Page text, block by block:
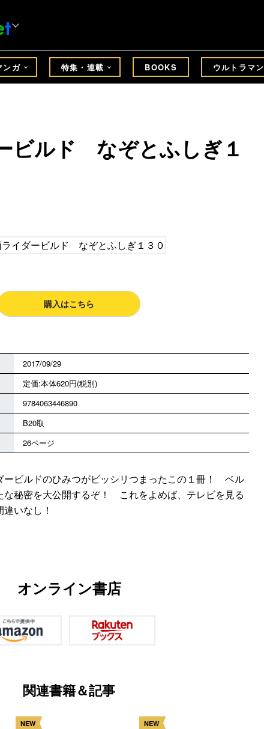
ンガ 特集・連載 BOOKS ウルトラマン
ビルド なぞとふしぎ１
購入はこちら
2017/09/29
定価:本体620円(税別)
9784063446890
B20取
26ページ
ービルドのひみつがビッシリつまったこの１冊！ ベル
な秘密を大公開するぞ！ これをよめば、テレビを見る
いなし！
オンライン書店
関連書籍＆記事
NEW NEW